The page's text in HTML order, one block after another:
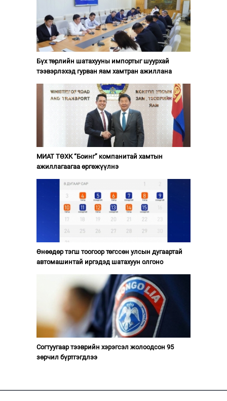
Бүх төрлийн шатахууны импортыг шуурхай
тээвэрлэхэд гурван яам хамтран ажиллана
МИАТ ТӨХК “Боинг” компанитай хамтын
ажиллагаагаа өргөжүүлнэ
Өнөөдөр тэгш тоогоор төгссөн улсын дугаартай
автомашинтай иргэдэд шатахуун олгоно
Согтуугаар тээврийн хэрэгсэл жолоодсон 95
зөрчил бүртгэгдлээ